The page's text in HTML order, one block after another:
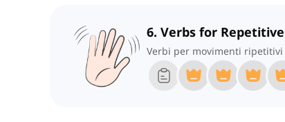
6. Verbs for
Verbi per movimenti ripetitivi